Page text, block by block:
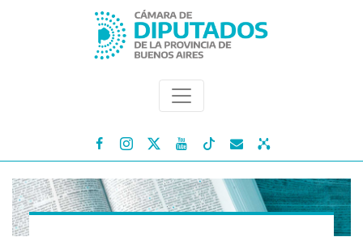
   